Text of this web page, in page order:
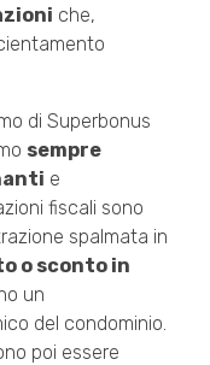
che,
di Superbonus
sempre
e
fiscali sono
spalmata in
o sconto in
un
del condominio.
poi essere